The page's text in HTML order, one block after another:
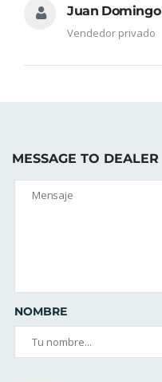
Juan Domingo
Vendedor privado
MESSAGE TO DEALER
NOMBRE